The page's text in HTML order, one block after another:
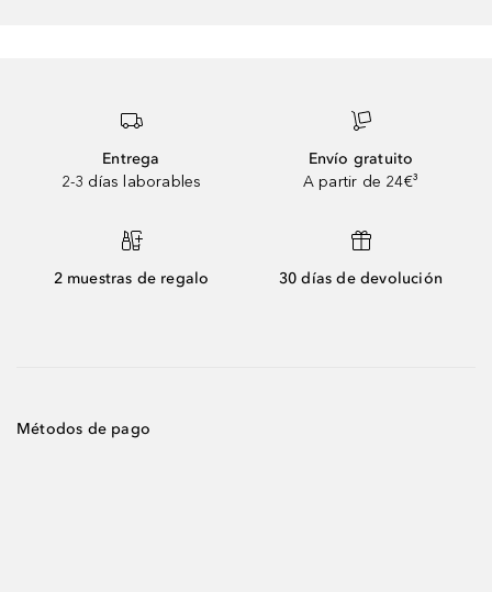
Entrega
2-3 días laborables
Envío gratuito
A partir de 24€³
2 muestras de regalo 30 días de devolución
Métodos de pago